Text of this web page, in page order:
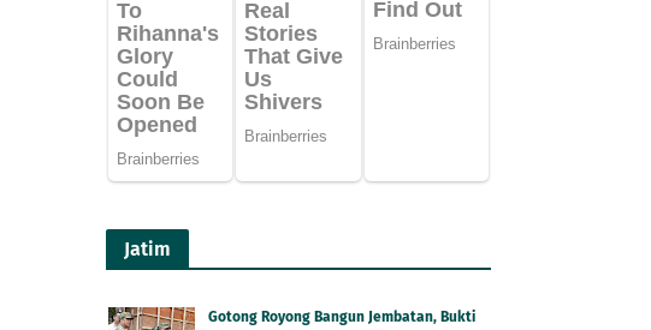
Jatim
Gotong Royong Bangun Jembatan, Bukti